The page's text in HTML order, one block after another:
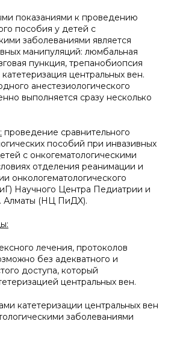
показаниями к проведению
пособия у детей с
заболеваниями является
манипуляций: люмбальная
пункция, трепанобиопсия
центральных вен.
анестезиологического
выполняется сразу несколько
проведение сравнительного
пособий при инвазивных
с онкогематологическими
отделения реанимации и
онкологематологического
Научного Центра Педиатрии и
Алматы (НЦ ПиДХ).
лечения, протоколов
без адекватного и
доступа, который
центральных вен.
катетеризации центральных вен
заболеваниями